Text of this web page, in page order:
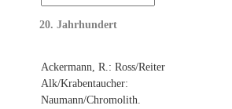
20. Jahrhundert
Ackermann, R.: Ross/Reiter
Alk/Krabentaucher:
Naumann/Chromolith.